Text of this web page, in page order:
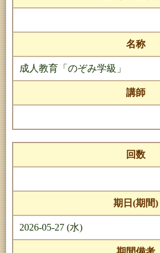
名称
成人教育「のぞみ学級」
講師
回数
期日(期間)
2026-05-27 (水)